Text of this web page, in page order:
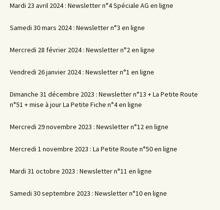
Mardi 23 avril 2024 : Newsletter n°4 Spéciale AG en ligne
Samedi 30 mars 2024 : Newsletter n°3 en ligne
Mercredi 28 février 2024 : Newsletter n°2 en ligne
Vendredi 26 janvier 2024 : Newsletter n°1 en ligne
Dimanche 31 décembre 2023 : Newsletter n°13 + La Petite Route
n°51 + mise à jour La Petite Fiche n°4 en ligne
Mercredi 29 novembre 2023 : Newsletter n°12 en ligne
Mercredi 1 novembre 2023 : La Petite Route n°50 en ligne
Mardi 31 octobre 2023 : Newsletter n°11 en ligne
Samedi 30 septembre 2023 : Newsletter n°10 en ligne